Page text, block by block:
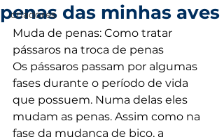
criadores
penas das minhas aves
Muda de penas: Como tratar
pássaros na troca de penas
Os pássaros passam por algumas
fases durante o período de vida
que possuem. Numa delas eles
mudam as penas. Assim como na
fase da mudança de bico, a